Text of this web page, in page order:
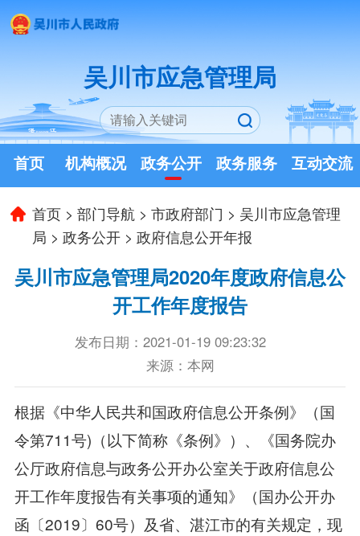
吴川市应急管理局
首页 机构概况 政务公开 政务服务 互动交流
首页 >部门导航 >市政府部门 > 吴川市应急管理
局 >政务公开 >政府信息公开年报
吴川市应急管理局2020年度政府信息公
开工作年度报告
发布日期：2021-01-19 09:23:32
来源：本网
根据《中华人民共和国政府信息公开条例》（国
令第711号)（以下简称《条例》）、《国务院办
公厅政府信息与政务公开办公室关于政府信息公
开工作年度报告有关事项的通知》（国办公开办
函〔2019〕60号）及省、湛江市的有关规定，现